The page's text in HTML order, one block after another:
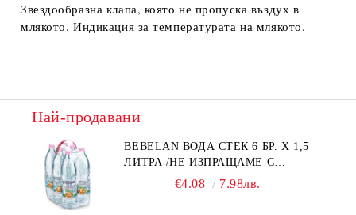
Звездообразна клапа, която не пропуска въздух в
млякото. Индикация за температурата на млякото.
Най-продавани
BEBELAN ВОДА СТЕК 6 БР. Х 1,5
ЛИТРА /НЕ ИЗПРАЩАМЕ С
€4.08 7.98лв.